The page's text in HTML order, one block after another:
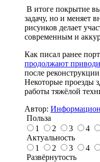
В итоге покрытие
задачу, но и меняет
рисунков делает
современным и
Как писал ранее
продолжают
после
Некоторые проезды
работы тяжёлой
Автор:
Польза
1
2 3 4
Актуальность
1
2 3 4
Развёрнутость